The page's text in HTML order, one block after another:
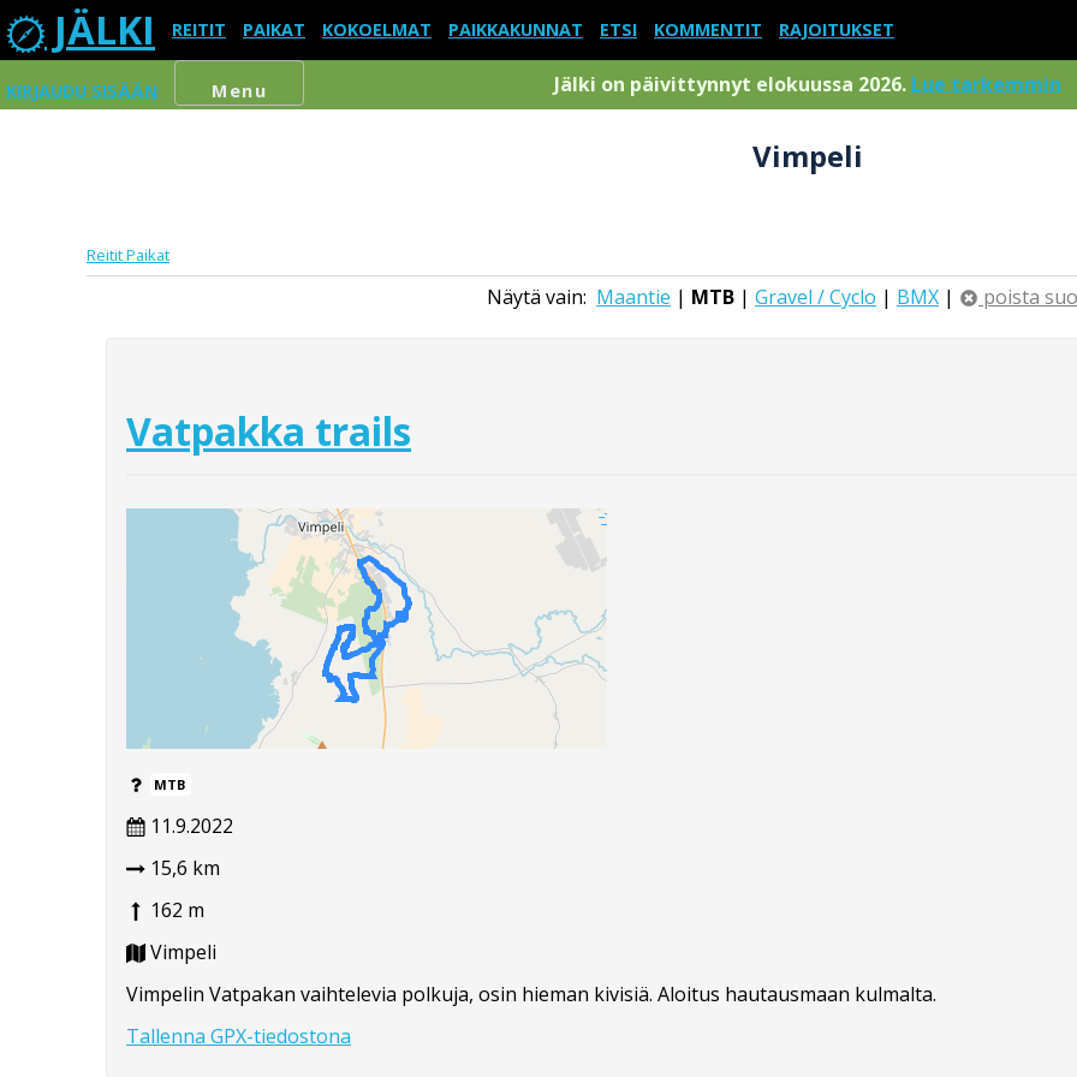
JÄLKI REITIT PAIKAT KOKOELMAT PAIKKAKUNNAT ETSI KOMMENTIT RAJOITUKSET
KIRJAUDU SISÄÄN Menu Jälki on päivittynnyt elokuussa 2026. Lue tarkemmin
Vimpeli
ReititPaikat
Näytä vain: Maantie | MTB | Gravel / Cyclo | BMX | poista
Vatpakka trails
MTB
11.9.2022
15,6 km
162 m
Vimpeli
Vimpelin Vatpakan vaihtelevia polkuja, osin hieman kivisiä. Aloitus hautausmaan kulmalta.
Tallenna GPX-tiedostona